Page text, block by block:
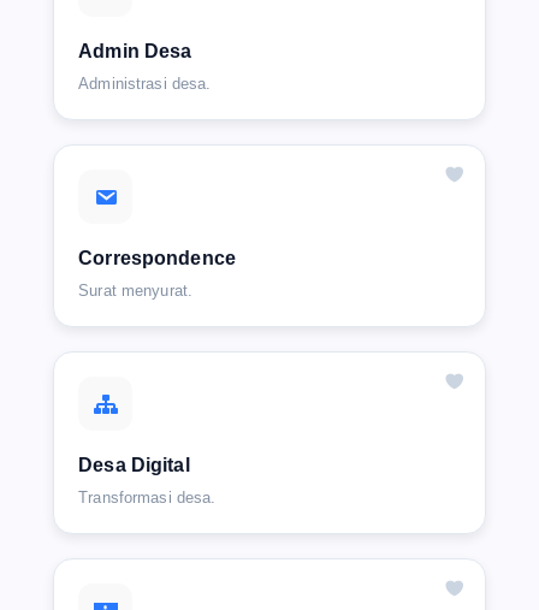
Admin Desa
Administrasi desa.
Correspondence
Surat menyurat.
Desa Digital
Transformasi desa.